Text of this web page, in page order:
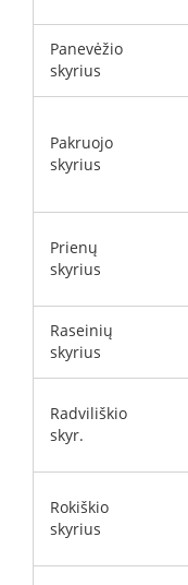
Panevėžio
skyrius
Pakruojo
skyrius
Prienų
skyrius
Raseinių
skyrius
Radviliškio
skyr.
Rokiškio
skyrius